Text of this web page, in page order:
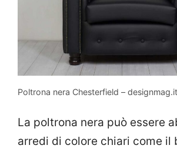
Poltrona nera Chesterfield – designmag.it
La poltrona nera può essere
arredi di colore chiari come il